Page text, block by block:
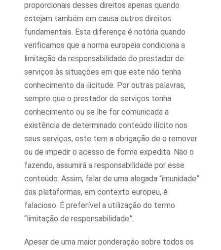
proporcionais desses direitos apenas quando
estejam também em causa outros direitos
fundamentais. Esta diferença é notória quando
verificamos que a norma europeia condiciona a
limitação da responsabilidade do prestador de
serviços às situações em que este não tenha
conhecimento da ilicitude. Por outras palavras,
sempre que o prestador de serviços tenha
conhecimento ou se lhe for comunicada a
existência de determinado conteúdo ilícito nos
seus serviços, este tem a obrigação de o remover
ou de impedir o acesso de forma expedita. Não o
fazendo, assumirá a responsabilidade por esse
conteúdo. Assim, falar de uma alegada “imunidade”
das plataformas, em contexto europeu, é
falacioso. É preferível a utilização do termo
“limitação de responsabilidade”.
Apesar de uma maior ponderação sobre todos os